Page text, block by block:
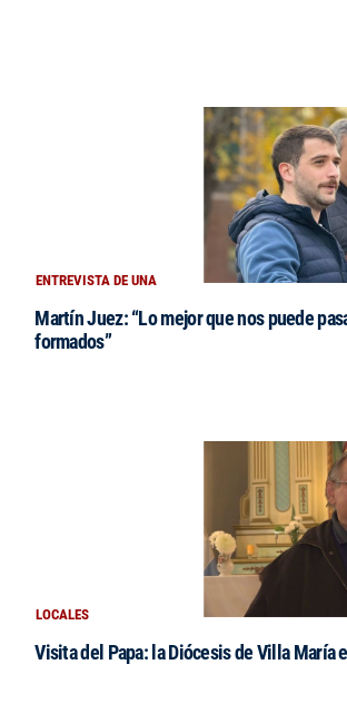
ENTREVISTA DE UNA
Martín Juez: “Lo mejor que nos puede
formados”
LOCALES
Visita del Papa: la Diócesis de Villa